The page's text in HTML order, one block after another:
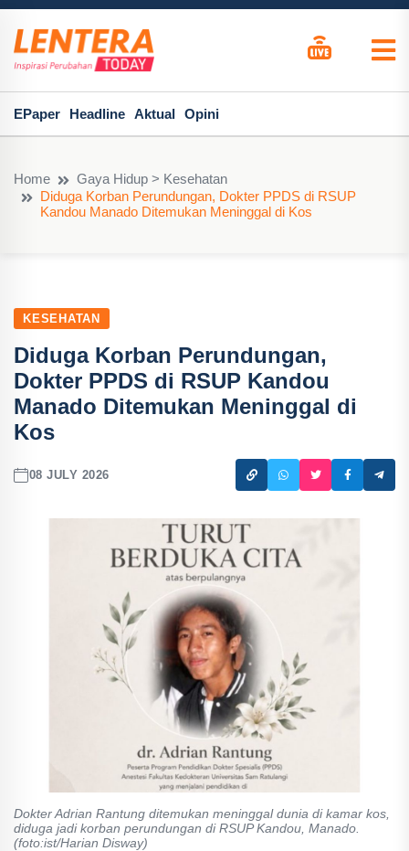
EPaper Headline Aktual Opini
Home
Gaya Hidup > Kesehatan
Diduga Korban Perundungan, Dokter PPDS di RSUP
Kandou Manado Ditemukan Meninggal di Kos
KESEHATAN
Diduga Korban Perundungan,
Dokter PPDS di RSUP Kandou
Manado Ditemukan Meninggal di
Kos
08 JULY 2026
Dokter Adrian Rantung ditemukan meninggal dunia di kamar kos,
diduga jadi korban perundungan di RSUP Kandou, Manado.
(foto:ist/Harian Disway)